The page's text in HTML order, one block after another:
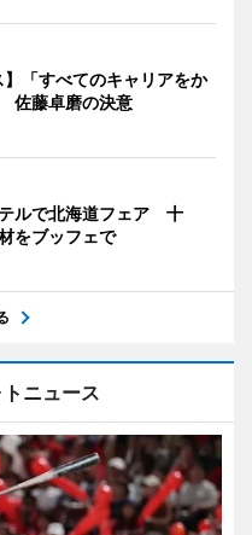
】「すべてのキャリアをか
佐藤卓磨の決意
ルで北海道フェア 十
をブッフェで
ニュース